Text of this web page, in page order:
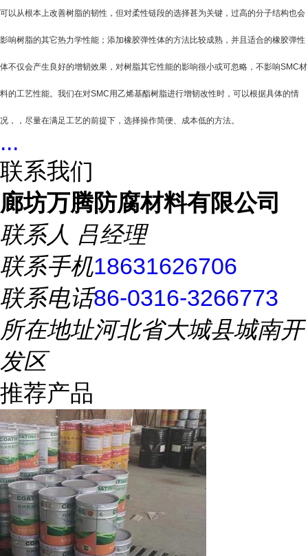
可以从根本上改善树脂的韧性，但对柔性链段的选择甚为关键，过高的分子结构也会
影响树脂的其它热力学性能；添加橡胶弹性体的方法比较成熟，并且适合的橡胶弹性
体不仅会产生良好的增韧效果，对树脂其它性能的影响很小或可忽略，不影响SMC材
料的工艺性能。我们在对SMC用乙烯基酯树脂进行增韧改性时，可以根据具体的情
况，，尽量在满足工艺的前提下，选择操作简便、成本低的方法。
...
联系我们
廊坊万腾防腐材料有限公司
联系人 吕经理
联系手机18631626706
联系电话86-0316-3266773
所在地址河北省大城县城南开
发区
推荐产品